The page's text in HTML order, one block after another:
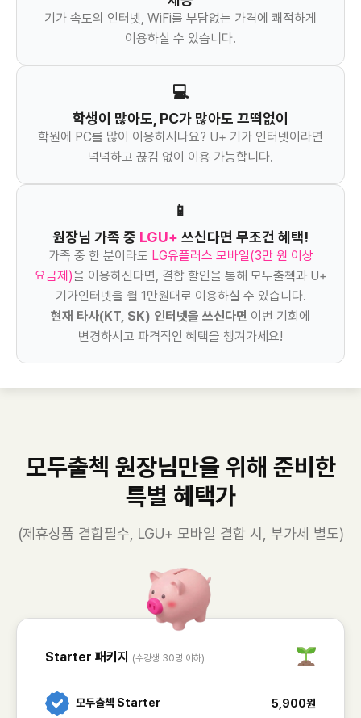
기가 속도의 인터넷, WiFi를 부담없는 가격에 쾌적하게
이용하실 수 있습니다.
💻
학생이 많아도, PC가 많아도 끄떡없이
학원에 PC를 많이 이용하시나요? U+ 기가 인터넷이라면
넉넉하고 끊김 없이 이용 가능합니다.
📱
원장님 가족 중 LGU+ 쓰신다면 무조건 혜택!
가족 중 한 분이라도 LG유플러스 모바일(3만 원 이상
요금제)을 이용하신다면, 결합 할인을 통해 모두출첵과 U+
기가인터넷을 월 1만원대로 이용하실 수 있습니다.
현재 타사(KT, SK) 인터넷을 쓰신다면 이번 기회에
변경하시고 파격적인 혜택을 챙겨가세요!
모두출첵 원장님만을 위해 준비한
특별 혜택가
(제휴상품 결합필수, LGU+ 모바일 결합 시, 부가세 별도)
Starter 패키지 (수강생 30명 이하)
모두출첵 Starter 5,900원